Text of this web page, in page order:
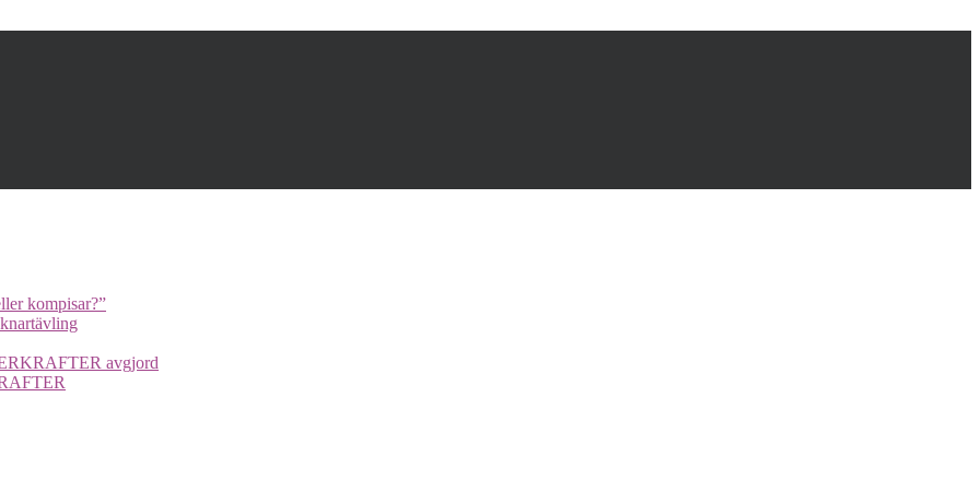
kompisar?”
avgjord